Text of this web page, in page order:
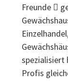
Freunde 
spezialisiert
Profis